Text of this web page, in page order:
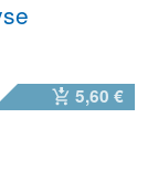
5,60 €